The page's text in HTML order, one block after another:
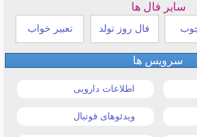
سایر فال ها
فال روز تولد تعبیر خواب
سرویس ها
اطلاعات دارویی
ویدئوهای فوتبال